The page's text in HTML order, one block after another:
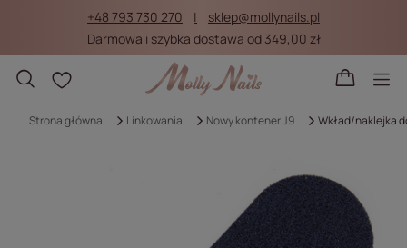
+48 793 730 270
sklep@mollynails.pl
Darmowa i szybka dostawa od 349,00 zł
Listy zakupowe
Strona główna Linkowania Nowy kontener J9 Wkład/naklejka